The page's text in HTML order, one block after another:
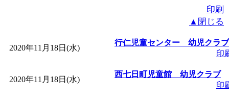
印刷
▲閉じる
2020年11月18日(水)
行仁児童センター 幼児クラブ
印
2020年11月18日(水)
西七日町児童館 幼児クラブ
印